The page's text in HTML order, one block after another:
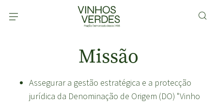
Missão
Assegurar a gestão estratégica e a protecção
jurídica da Denominação de Origem (DO) "Vinho